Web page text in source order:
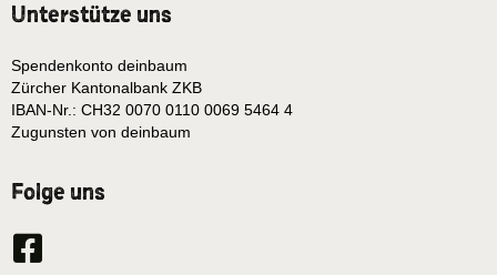
Unterstütze uns
Spendenkonto deinbaum
Zürcher Kantonalbank ZKB
IBAN-Nr.: CH32 0070 0110 0069 5464 4
Zugunsten von deinbaum
Folge uns